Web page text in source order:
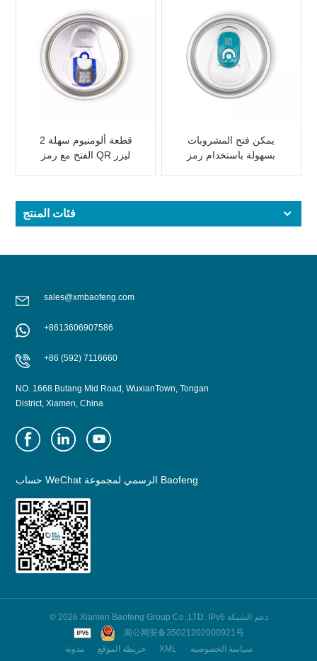
2 قطعة ألومنيوم سهلة
الفتح مع رمز QR ليزر
يمكن فتح المشروبات
بسهولة باستخدام رمز
فئات المنتج
sales@xmbaofeng.com
+8613606907586
+86 (592) 7116660
NO. 1668 Butang Mid Road, WuxianTown, Tongan
District, Xiamen, China
حساب WeChat الرسمي لمجموعة Baofeng
© 2026 Xiamen Baofeng Group Co.,LTD. IPv6 دعم الشبكة
闽公网安备35021202000921号
مدونة
خريطة الموقع XML سياسة الخصوصية